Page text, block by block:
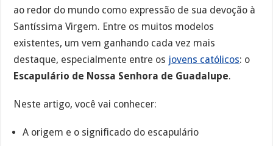
ao redor do mundo como expressão de sua devoção à
Santíssima Virgem. Entre os muitos modelos
existentes, um vem ganhando cada vez mais
destaque, especialmente entre os jovens católicos: o
Escapulário de Nossa Senhora de Guadalupe.
Neste artigo, você vai conhecer:
A origem e o significado do escapulário